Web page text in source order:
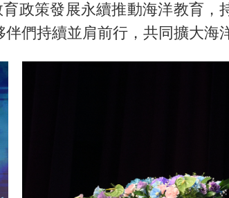
政策發展永續推動海洋教育，
們持續並肩前行，共同擴大海